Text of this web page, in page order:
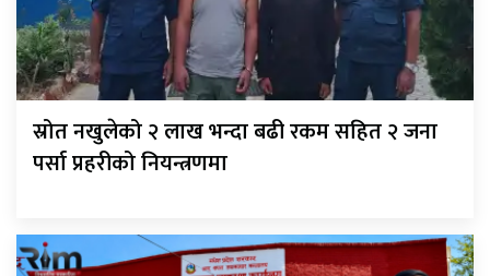
स्रोत नखुलेको २ लाख भन्दा बढी रकम सहित २ जना
पर्सा प्रहरीको नियन्त्रणमा